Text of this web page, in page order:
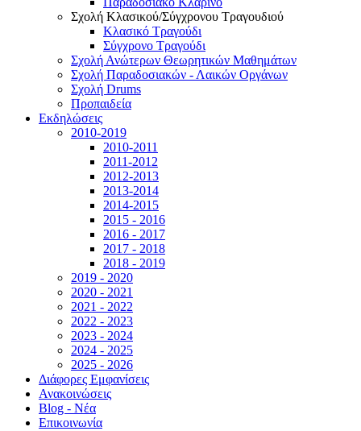
Σχολή Κλασικού/Σύγχρονου Τραγουδιού
Κλασικό Τραγούδι
Σύγχρονο Τραγούδι
Σχολή Ανώτερων Θεωρητικών Μαθημάτων
Σχολή Παραδοσιακών - Λαικών Οργάνων
Σχολή Drums
Προπαιδεία
Εκδηλώσεις
2010-2019
2010-2011
2011-2012
2012-2013
2013-2014
2014-2015
2015 - 2016
2016 - 2017
2017 - 2018
2018 - 2019
2019 - 2020
2020 - 2021
2021 - 2022
2022 - 2023
2023 - 2024
2024 - 2025
2025 - 2026
Διάφορες Εμφανίσεις
Ανακοινώσεις
Blog - Νέα
Επικοινωνία